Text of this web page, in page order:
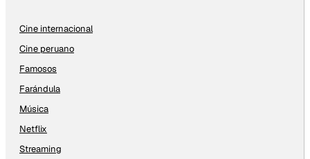
Cine internacional
Cine peruano
Famosos
Farándula
Música
Netflix
Streaming